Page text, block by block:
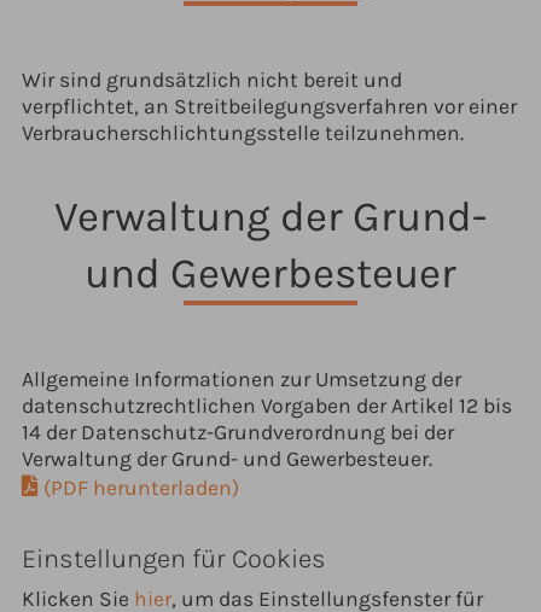
Wir sind grundsätzlich nicht bereit und
verpflichtet, an Streitbeilegungsverfahren vor einer
Verbraucherschlichtungsstelle teilzunehmen.
Verwaltung der Grund-
und Gewerbesteuer
Allgemeine Informationen zur Umsetzung der
datenschutzrechtlichen Vorgaben der Artikel 12 bis
14 der Datenschutz-Grundverordnung bei der
Verwaltung der Grund- und Gewerbesteuer.
(PDF herunterladen)
Einstellungen für Cookies
Klicken Sie hier, um das Einstellungsfenster für